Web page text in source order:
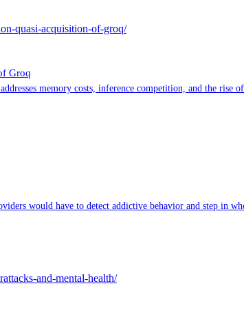
quasi-acquisition-of-groq/
Groq
memory costs, inference competition, and the rise
would have to detect addictive behavior and step in
and-mental-health/